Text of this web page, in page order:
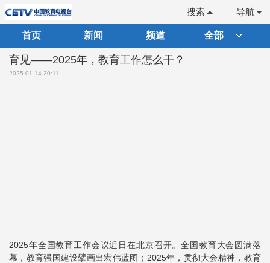
导航
搜索
首页 新闻 频道 全部
育见——2025年，教育工作怎么干？
2025-01-14 20:11
2025年全国教育工作会议近日在北京召开。全国教育大会圆满落
幕，教育强国建设擘画出宏伟蓝图；2025年，贯彻大会精神，教育